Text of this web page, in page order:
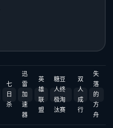
七
日
杀
迅
雷
加
速
器
英
雄
联
盟
糖豆
人终
极淘
汰赛
双
人
成
行
失
落
的
方
舟